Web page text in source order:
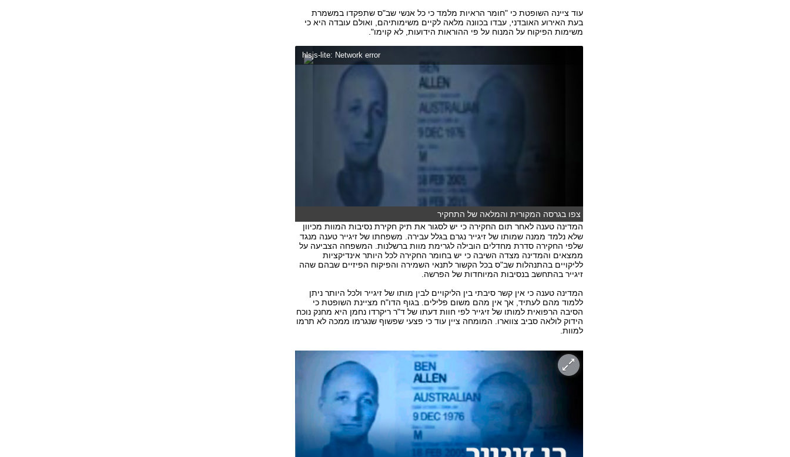
עוד ציינה השופטת כי "חומר הראיות מלמד כי כל אנשי שב"ס שתפקדו במשמרת
בעת האירוע האובדני, עבדו בכוונה מלאה לקיים משימותיהם, ואולם עובדה היא כי
משימות הפיקוח על המנוח על פי ההוראות הידועות, לא קוימו".
hlsjs-lite: Network error
צפו בגרסה המקורית והמלאה של התחקיר
המדינה טענה לאחר תום החקירה כי יש לסגור את תיק חקירת נסיבות המוות מכיוון
שלא נלמד ממנה שמותו של זיגייר נגרם בגלל עבירה. משפחתו של זיגייר טענה מנגד
שלפי החקירה סדרת מחדלים הובילה לגרימת מוות ברשלנות. המשפחה הצביעה על
ממצאים והמדינה מצדה השיבה כי יש בחומר החקירה לכל היותר אינדיקציות
לליקויים בהתנהלות שב"ס בכל הקשור לתנאי השמירה והפיקוח הפיזיים שבהם שהה
זיגייר בהתחשב בנסיבות המיוחדות של הפרשה.
המדינה טענה כי אין קשר סיבתי בין הליקויים לבין מותו של זיגייר ולכל היותר ניתן
ללמוד מהם לעתיד, אך אין מהם משום פלילים. בגוף הדו"ח מציינת השופטת כי
הסיבה הרפואית למותו של זיגייר לפי חוות דעתו של ד"ר ריקרדו נחמן היא מחנק נוכח
הידוק לולאה סביב צווארו. המומחה ציין עוד כי פצעי שפשוף שנגרמו ממכה לא תרמו
למוות.